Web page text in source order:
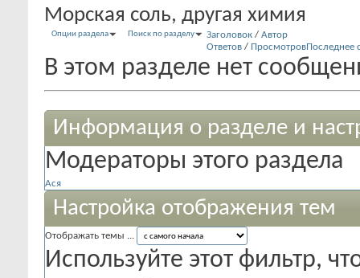
Морская соль, другая химия
Опции раздела Поиск по разделу Заголовок / Автор
Ответов / ПросмотровПоследнее
В этом разделе нет
Информация о разделе и
Модераторы этого раздела
Ася
Настройка отображения тем
Отображать темы ...
Используйте этот фильтр,